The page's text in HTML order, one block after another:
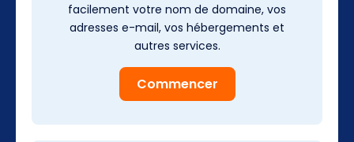
facilement votre nom de domaine, vos
adresses e-mail, vos hébergements et
autres services.
Commencer